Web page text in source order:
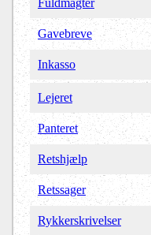
Fuldmagter
Gavebreve
Inkasso
Lejeret
Panteret
Retshjælp
Retssager
Rykkerskrivelser